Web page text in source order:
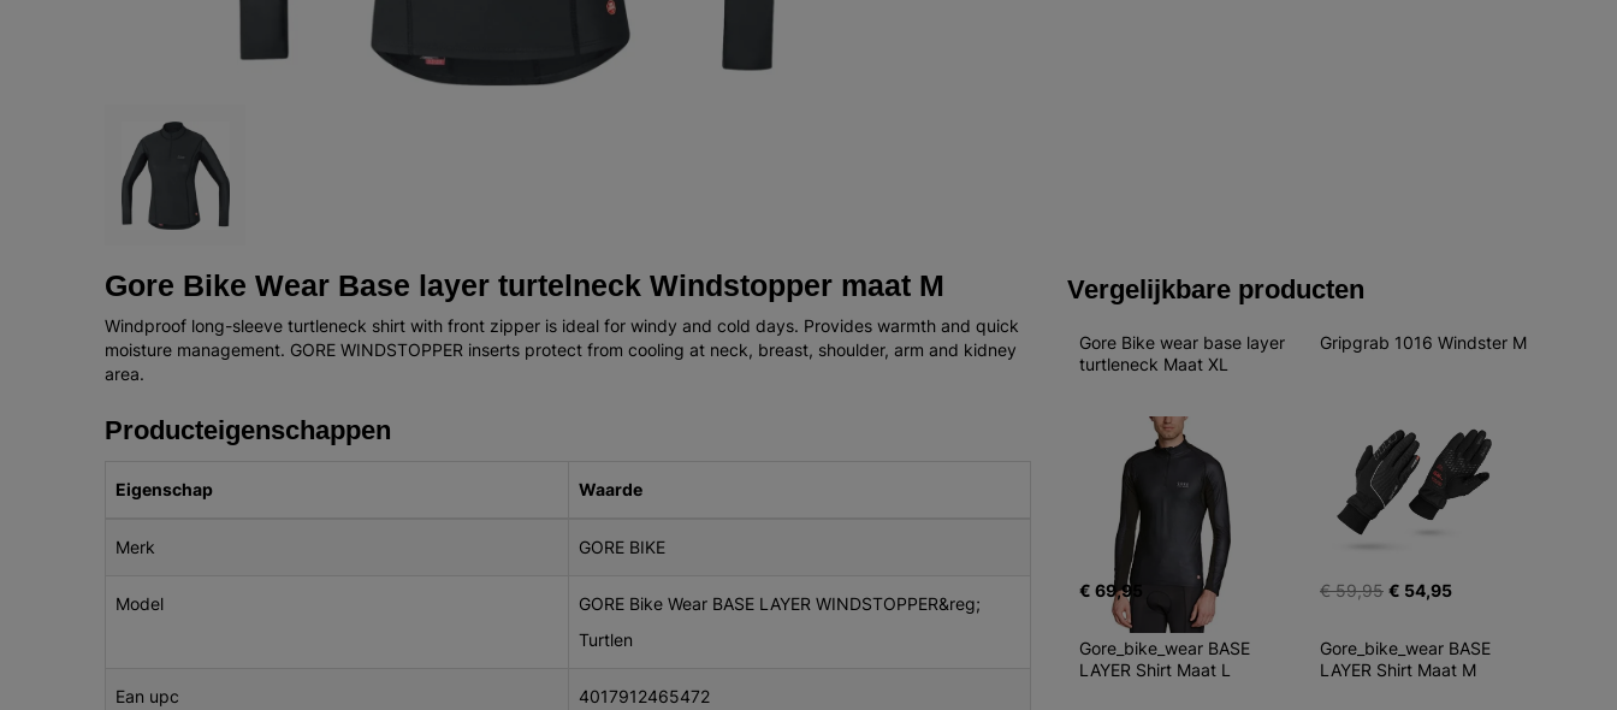
Gore Bike Wear Base layer turtelneck Windstopper maat M
Windproof long-sleeve turtleneck shirt with front zipper is ideal for windy and cold days. Provides warmth and quick
moisture management. GORE WINDSTOPPER inserts protect from cooling at neck, breast, shoulder, arm and kidney
area.
Producteigenschappen
Eigenschap Waarde
Merk GORE BIKE
Model
GORE Bike Wear BASE LAYER WINDSTOPPER&reg;
Turtlen
Ean upc 4017912465472
Vergelijkbare producten
Gore Bike wear base layer
turtleneck Maat XL
€ 69,95
Gripgrab 1016 Windster M
€ 59,95 € 54,95
Gore_bike_wear BASE
LAYER Shirt Maat L
Gore_bike_wear BASE
LAYER Shirt Maat M